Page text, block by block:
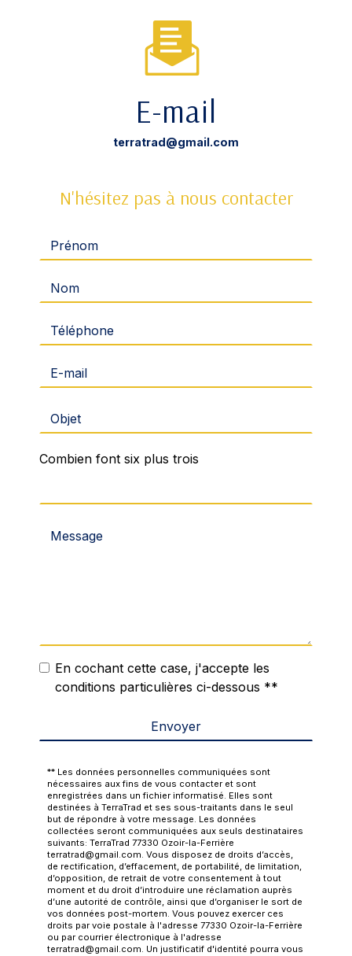
E-mail
terratrad@gmail.com
N'hésitez pas à nous contacter
Combien font six plus trois
En cochant cette case, j'accepte les
conditions particulières ci-dessous **
Envoyer
** Les données personnelles communiquées sont
nécessaires aux fins de vous contacter et sont
enregistrées dans un fichier informatisé. Elles sont
destinées à TerraTrad et ses sous-traitants dans le seul
but de répondre à votre message. Les données
collectées seront communiquées aux seuls destinataires
suivants: TerraTrad 77330 Ozoir-la-Ferrière
terratrad@gmail.com. Vous disposez de droits d’accès,
de rectification, d’effacement, de portabilité, de limitation,
d’opposition, de retrait de votre consentement à tout
moment et du droit d’introduire une réclamation auprès
d’une autorité de contrôle, ainsi que d’organiser le sort de
vos données post-mortem. Vous pouvez exercer ces
droits par voie postale à l'adresse 77330 Ozoir-la-Ferrière
ou par courrier électronique à l'adresse
terratrad@gmail.com. Un justificatif d'identité pourra vous